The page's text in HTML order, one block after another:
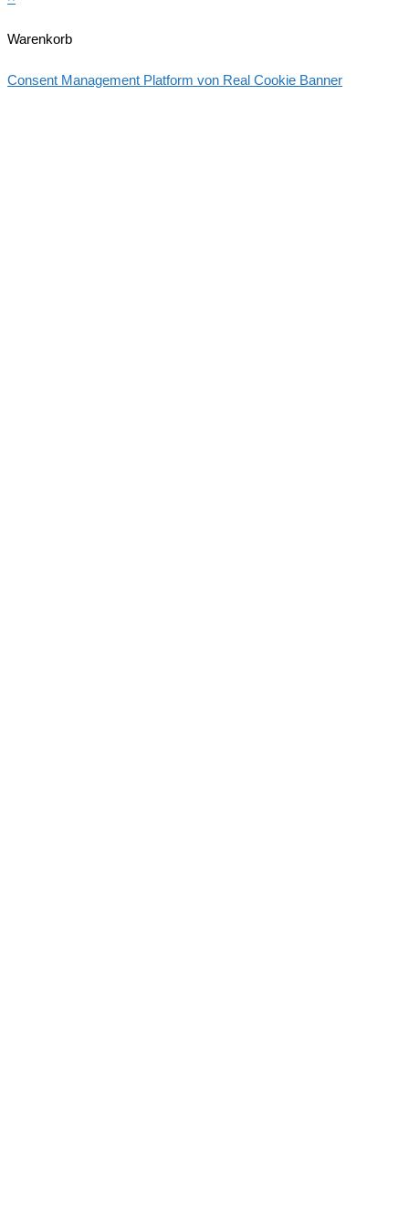
Warenkorb
Consent Management Platform von Real Cookie Banner